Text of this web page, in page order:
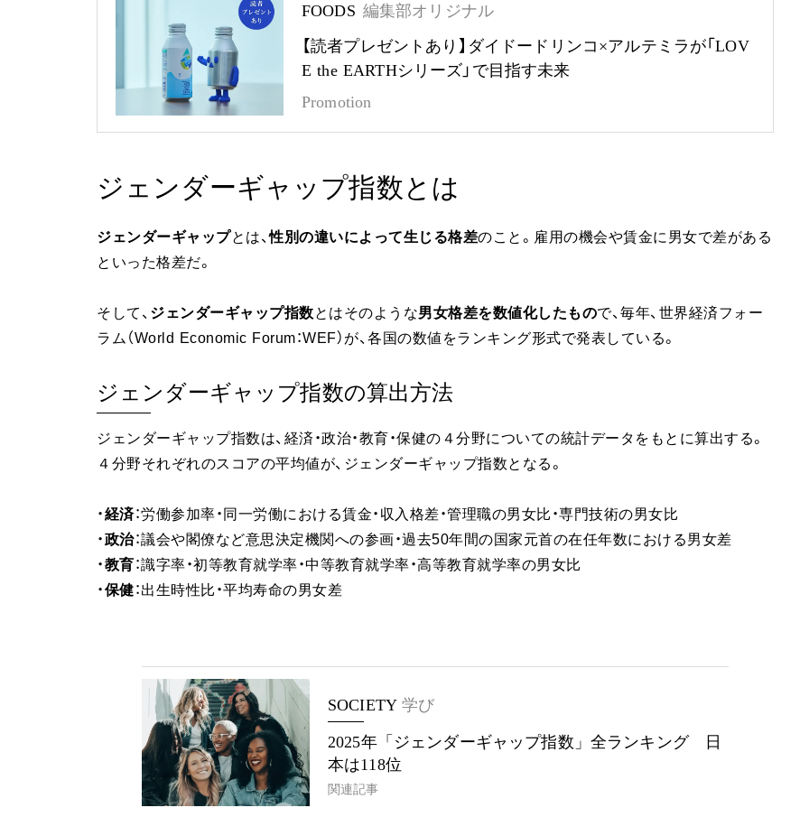
FOODS 編集部オリジナル
【読者プレゼントあり】ダイドードリンコ×アルテミラが「LOV
E the EARTHシリーズ」で目指す未来
Promotion
ジェンダーギャップ指数とは
ジェンダーギャップとは、性別の違いによって生じる格差のこと。雇用の機会や賃金に男女で差がある
といった格差だ。
そして、 ジェンダーギャップ指数とはそのような男女格差を数値化したもので、毎年、世界経済フォー
ラム（World Economic Forum：WEF）が、各国の数値をランキング形式で発表している。
ジェンダーギャップ指数の算出方法
ジェンダーギャップ指数は、経済・政治・教育・保健の４分野についての統計データをもとに算出する。
４分野それぞれのスコアの平均値が、ジェンダーギャップ指数となる。
・経済：労働参加率・同一労働における賃金・収入格差・管理職の男女比・専門技術の男女比
・政治：議会や閣僚など意思決定機関への参画・過去50年間の国家元首の在任年数における男女差
・教育：識字率・初等教育就学率・中等教育就学率・高等教育就学率の男女比
・保健：出生時性比・平均寿命の男女差
SOCIETY 学び
2025年「ジェンダーギャップ指数」全ランキング 日
本は118位
関連記事